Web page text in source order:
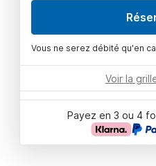
Vous ne serez débité qu'en
Voir la
Payez en 3 ou 4